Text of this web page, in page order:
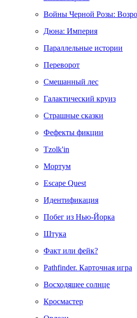
Войны Черной Розы:
Дюна: Империя
Параллельные истории
Переворот
Смешанный лес
Галактический круиз
Страшные сказки
Фефекты фикции
Tzolk'in
Мортум
Escape Quest
Идентификация
Побег из Нью-Йорка
Штука
Факт или фейк?
Pathfinder. Карточная игра
Восходящее солнце
Кросмастер